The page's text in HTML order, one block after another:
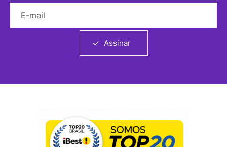
Assinar